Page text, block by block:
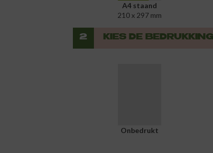
A4 staand
210 x 297 mm
2 KIES DE
Onbedrukt